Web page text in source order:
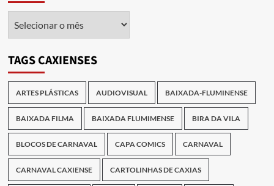
TAGS CAXIENSES
ARTES PLÁSTICAS AUDIOVISUAL BAIXADA-FLUMINENSE
BAIXADA FILMA BAIXADA FLUMIMENSE BIRA DA VILA
BLOCOS DE CARNAVAL CAPA COMICS CARNAVAL
CARNAVAL CAXIENSE CARTOLINHAS DE CAXIAS